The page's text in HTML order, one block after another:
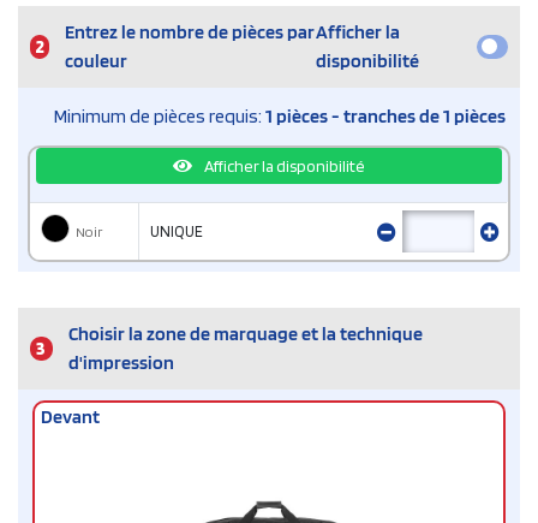
2
Entrez le nombre de pièces par
couleur
Afficher la
disponibilité
Minimum de pièces requis: 1 pièces - tranches de 1 pièces
Afficher la disponibilité
Noir UNIQUE
3
Choisir la zone de marquage et la technique
d'impression
Devant